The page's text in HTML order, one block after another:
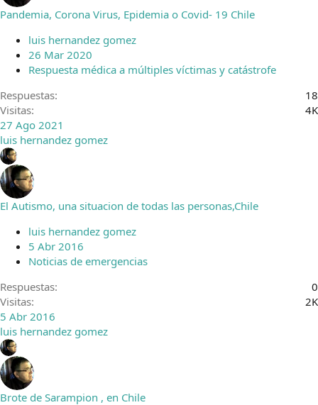
Pandemia, Corona Virus, Epidemia o Covid- 19 Chile
luis hernandez gomez
26 Mar 2020
Respuesta médica a múltiples víctimas y catástrofe
Respuestas
18
Visitas
4K
27 Ago 2021
luis hernandez gomez
El Autismo, una situacion de todas las personas,Chile
luis hernandez gomez
5 Abr 2016
Noticias de emergencias
Respuestas
0
Visitas
2K
5 Abr 2016
luis hernandez gomez
Brote de Sarampion , en Chile